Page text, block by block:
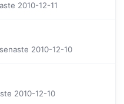
2010-12-11
2010-12-10
2010-12-10